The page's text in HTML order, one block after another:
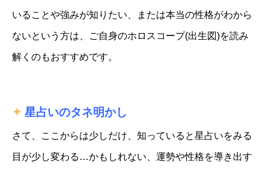
いることや強みが知りたい、または本当の性格がわから
ないという方は、ご自身のホロスコープ(出生図)を読み
解くのもおすすめです。
✦ 星占いのタネ明かし
さて、ここからは少しだけ、知っていると星占いをみる
目が少し変わる…かもしれない、運勢や性格を導き出す